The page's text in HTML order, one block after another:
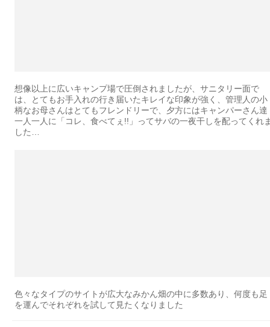
想像以上に広いキャンプ場で圧倒されましたが、サニタリー面で
は、とてもお手入れの行き届いたキレイな印象が強く、管理人の小
柄なお母さんはとてもフレンドリーで、夕方にはキャンパーさん達
一人一人に「コレ、食べてぇ!!」ってサバの一夜干しを配ってくれ
した…
色々なタイプのサイトが広大なみかん畑の中に多数あり、何度も足
を運んでそれぞれを試して見たくなりました